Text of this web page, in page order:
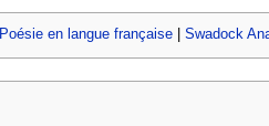
Poésie en langue française| Swadock